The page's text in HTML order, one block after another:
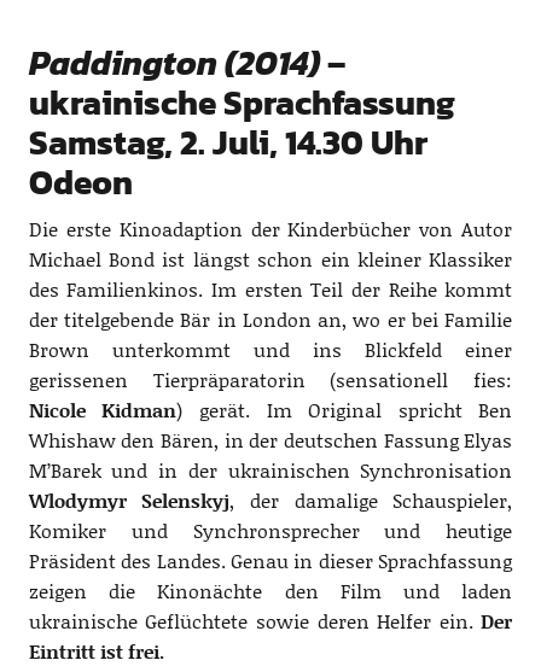
Paddington(2014)–
ukrainische Sprachfassung
Samstag, 2. Juli, 14.30 Uhr
Odeon
Die erste Kinoadaption der Kinderbücher von Autor
Michael Bond ist längst schon ein kleiner Klassiker
des Familienkinos. Im ersten Teil der Reihe kommt
der titelgebende Bär in London an, wo er bei Familie
Brown unterkommt und ins Blickfeld einer
gerissenen Tierpräparatorin (sensationell fies:
Nicole Kidman) gerät. Im Original spricht Ben
Whishaw den Bären, in der deutschen Fassung Elyas
M’Barek und in der ukrainischen Synchronisation
Wlodymyr Selenskyj, der damalige Schauspieler,
Komiker und Synchronsprecher und heutige
Präsident des Landes. Genau in dieser Sprachfassung
zeigen die Kinonächte den Film und laden
ukrainische Geflüchtete sowie deren Helfer ein.Der
Eintritt ist frei.